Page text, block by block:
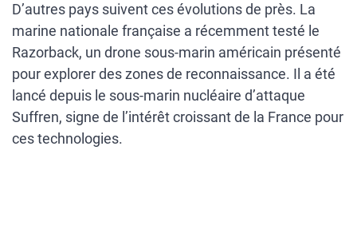
D’autres pays suivent ces évolutions de près. La
marine nationale française a récemment testé le
Razorback, un drone sous-marin américain présenté
pour explorer des zones de reconnaissance. Il a été
lancé depuis le sous-marin nucléaire d’attaque
Suffren, signe de l’intérêt croissant de la France pour
ces technologies.